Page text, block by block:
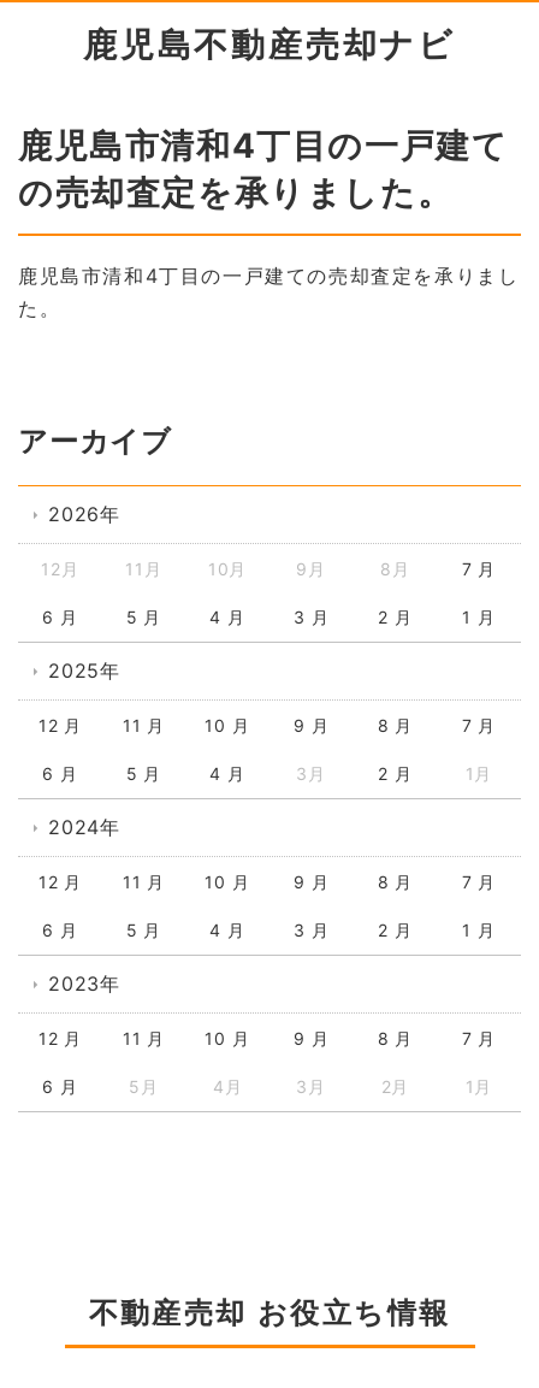
鹿児島不動産売却ナビ
鹿児島市清和4丁目の一戸建て
の売却査定を承りました。
鹿児島市清和4丁目の一戸建ての売却査定を承りまし
た。
アーカイブ
2026年
12月 11月 10月 9月 8月 7 月
6 月 5 月 4 月 3 月 2 月 1 月
2025年
12 月 11 月 10 月 9 月 8 月 7 月
6 月 5 月 4 月 3月 2 月 1月
2024年
12 月 11 月 10 月 9 月 8 月 7 月
6 月 5 月 4 月 3 月 2 月 1 月
2023年
12 月 11 月 10 月 9 月 8 月 7 月
6 月 5月 4月 3月 2月 1月
不動産売却 お役立ち情報